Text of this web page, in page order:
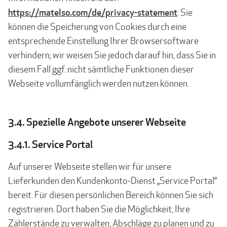
https://matelso.com/de/privacy-statement. Sie
können die Speicherung von Cookies durch eine
entsprechende Einstellung Ihrer Browsersoftware
verhindern; wir weisen Sie jedoch darauf hin, dass Sie in
diesem Fall ggf. nicht sämtliche Funktionen dieser
Webseite vollumfänglich werden nutzen können.
3.4. Spezielle Angebote unserer Webseite
3.4.1. Service Portal
Auf unserer Webseite stellen wir für unsere
Lieferkunden den Kundenkonto-Dienst „Service Portal“
bereit. Für diesen persönlichen Bereich können Sie sich
registrieren. Dort haben Sie die Möglichkeit, Ihre
Zählerstände zu verwalten, Abschläge zu planen und zu